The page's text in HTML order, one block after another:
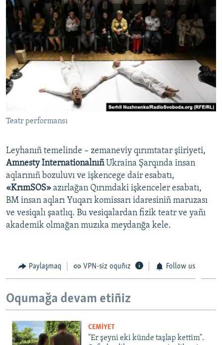
Teatr performansı
Leyhanıñ temelinde – zemaneviy qırımtatar şiiriyeti,
Amnesty Internationalnıñ Ukraina Şarqında insan
aqlarınıñ bozuluvı ve işkencege dair esabatı,
«KrımSOS» azırlağan Qırımdaki işkenceler esabatı,
BM insan aqları Yuqarı komissarı idaresiniñ maruzası
ve vesiqalı şaatlıq. Bu vesiqalardan fizik teatr ve yañı
akademik olmağan muzıka meydanğa kele.
Paylaşmaq VPN-siz oquñız Follow us
Oqumağa devam etiñiz
CEMİYET
"Er şeyni eki künde taşlap kettim".